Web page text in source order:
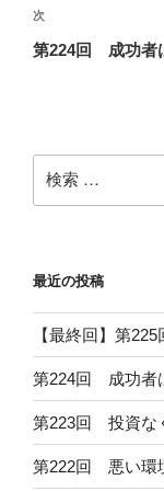
ビ
ゲ
ン
投
稿
次
の
次
第224回 成功者
検
索:
最近の投稿
【最終回】第
第224回 成功者
第223回 投資な
第222回 悪い環